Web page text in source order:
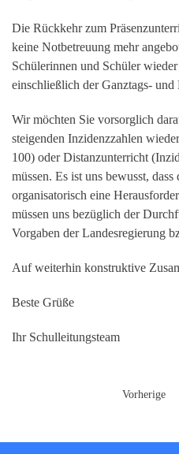
Die Rückkehr zum
keine Notbetreuung mehr
Schülerinnen und Schüler
einschließlich der Ganztags- und
Wir möchten Sie vorsorglich
steigenden Inzidenzzahlen
100) oder Distanzunterricht
müssen. Es ist uns bewusst,
organisatorisch eine
müssen uns bezüglich der
Vorgaben der Landesregierung
Auf weiterhin konstruktive
Beste Grüße
Ihr Schulleitungsteam
Vorherige